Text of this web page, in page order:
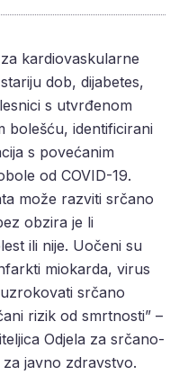
kardiovaskularne
dob, dijabetes,
s utvrđenom
bolešću, identificirani
s povećanim
od COVID-19.
može razviti srčano
obzira je li
ili nije. Uočeni su
miokarda, virus
srčano
rizik od smrtnosti” –
Odjela za srčano-
javno zdravstvo.